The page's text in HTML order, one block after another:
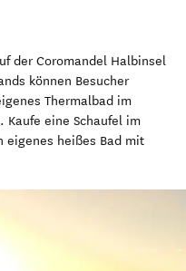
der Coromandel Halbinsel
können Besucher
Thermalbad im
Kaufe eine Schaufel im
eigenes heißes Bad mit